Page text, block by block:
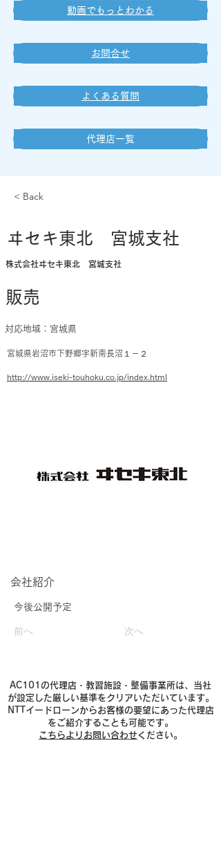
動画でもっとわかる
お問合せ
よくある質問
代理店一覧
< Back
ヰセキ東北 宮城支社
株式会社ヰセキ東北 宮城支社
販売
対応地域：宮城県
宮城県岩沼市下野郷字新南長沼１－２
http://www.iseki-touhoku.co.jp/index.html
​会社紹介
今後公開予定
前へ 次へ
AC101の代理店・教習施設・整備事業所は、当社
が設定した厳しい基準をクリアいただいています。
NTTイードローンからお客様の要望にあった代理店
をご紹介することも可能です。
こちらよりお問い合わせください。